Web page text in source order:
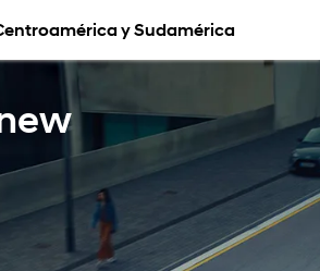
y Sudamérica